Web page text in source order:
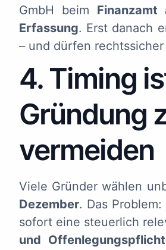
GmbH beim Finanzamt
Erfassung. Erst danach
– und dürfen
4. Timing
Gründung
vermeiden
Viele Gründer wählen
Dezember. Das
sofort eine steuerlich
und